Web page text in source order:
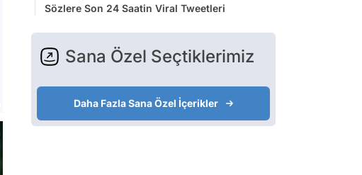
Sözlere Son 24 Saatin Viral Tweetleri
Sana Özel Seçtiklerimiz
Daha Fazla Sana Özel İçerikler